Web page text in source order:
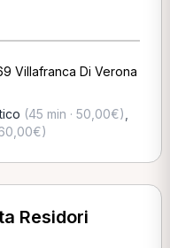
Villafranca Di Verona
(45 min · 50,00€)
Residori